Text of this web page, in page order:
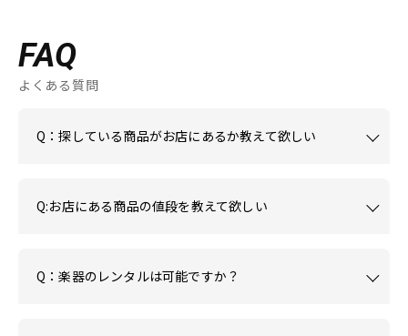
FAQ
よくある質問
Q：探している商品がお店にあるか教えて欲しい
Q:お店にある商品の値段を教えて欲しい
Q：楽器のレンタルは可能ですか？